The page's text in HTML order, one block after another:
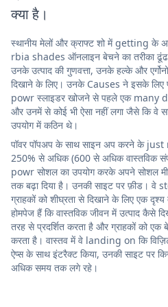
क्या है।
स्थानीय मेलों और क्राफ्ट शो में getting के
rbia shades ऑनलाइन बेचने का तरीका
उनके उत्पाद की गुणवत्ता, उनके हल्के और
दिखाने के लिए। उनके Causes ने इसके लिए
powr स्लाइडर खोजने से पहले एक many
और उनमें से कोई भी ऐसा नहीं लगा जैसे कि वे
उपयोग में कठिन थे।
पॉवर पॉपअप के साथ साइन अप करने के
250% से अधिक (600 से अधिक वास्तविक
powr सोशल का उपयोग करके अपने सोशल
तक बढ़ा दिया है। उनकी साइट पर फ़ीड।
ग्राहकों को शीघ्रता से दिखाने के लिए एक
होमपेज हैं कि वास्तविक जीवन में उत्पाद कैसे
तरह से प्रदर्शित करता है और ग्राहकों को
करता है। वास्तव में वे landing on कि
ऐप्स के साथ इंटरैक्ट किया, उनकी साइट पर
अधिक समय तक लगे रहे।